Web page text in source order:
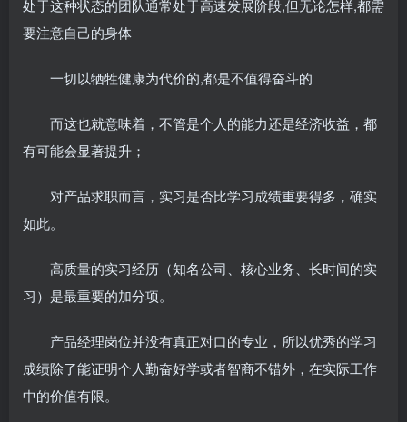
处于这种状态的团队通常处于高速发展阶段,但无论怎样,都需
要注意自己的身体
一切以牺牲健康为代价的,都是不值得奋斗的
而这也就意味着，不管是个人的能力还是经济收益，都
有可能会显著提升；
对产品求职而言，实习是否比学习成绩重要得多，确实
如此。
高质量的实习经历（知名公司、核心业务、长时间的实
习）是最重要的加分项。
产品经理岗位并没有真正对口的专业，所以优秀的学习
成绩除了能证明个人勤奋好学或者智商不错外，在实际工作
中的价值有限。